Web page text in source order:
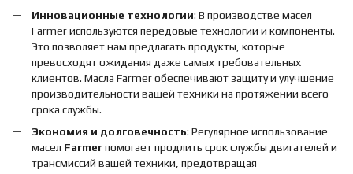
Инновационные технологии: В производстве масел
Farmer используются передовые технологии и компоненты.
Это позволяет нам предлагать продукты, которые
превосходят ожидания даже самых требовательных
клиентов. Масла Farmer обеспечивают защиту и улучшение
производительности вашей техники на протяжении всего
срока службы.
Экономия и долговечность: Регулярное использование
масел Farmerпомогает продлить срок службы двигателей и
трансмиссий вашей техники, предотвращая